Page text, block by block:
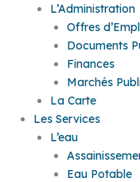
L’Administration
Offres
Documents
Finances
Marchés
La Carte
Les Services
L’eau
Eau Potable